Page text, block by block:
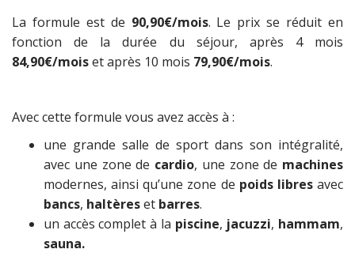
La formule est de 90,90€/mois. Le prix se réduit en
fonction de la durée du séjour, après 4 mois
84,90€/moiset après 10 mois 79,90€/mois.
Avec cette formule vous avez accès à :
une grande salle de sport dans son intégralité,
avec une zone de cardio, une zone de machines
modernes, ainsi qu’une zone de poids libresavec
bancs, haltèreset barres.
un accès complet à la piscine, jacuzzi, hammam,
sauna.